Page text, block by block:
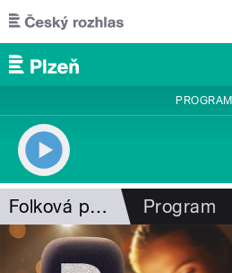
Přejít k hlavnímu obsahu
PROGRAM
Folková pohlazení Program